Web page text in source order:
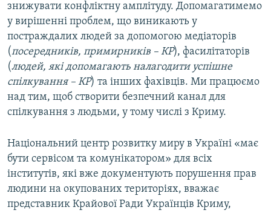
знижувати конфліктну амплітуду. Допомагатимемо
у вирішенні проблем, що виникають у
постраждалих людей за допомогою медіаторів
(посередників, примирників – КР), фасилітаторів
(людей, які допомагають налагодити успішне
спілкування – КР) та інших фахівців. Ми працюємо
над тим, щоб створити безпечний канал для
спілкування з людьми, у тому числі з Криму.
Національний центр розвитку миру в Україні «має
бути сервісом та комунікатором» для всіх
інститутів, які вже документують порушення прав
людини на окупованих територіях, вважає
представник Крайової Ради Українців Криму,